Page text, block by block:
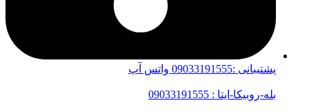
پشتیبانی :09033191555 واتس آپ
بله-روبیکا-ایتا : 09033191555